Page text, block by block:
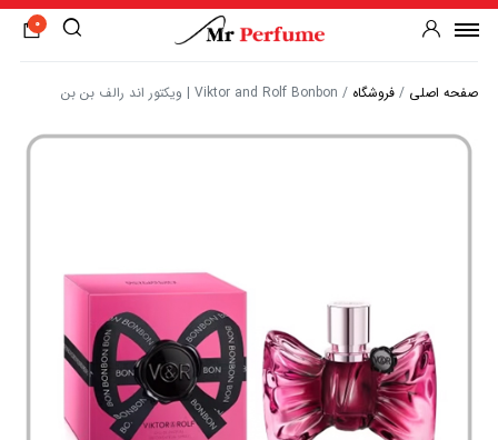
0
صفحه اصلی / فروشگاه / Viktor and Rolf Bonbon | ویکتور اند رالف بن بن